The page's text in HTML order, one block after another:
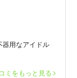
器用なアイドル
ミをもっと見る